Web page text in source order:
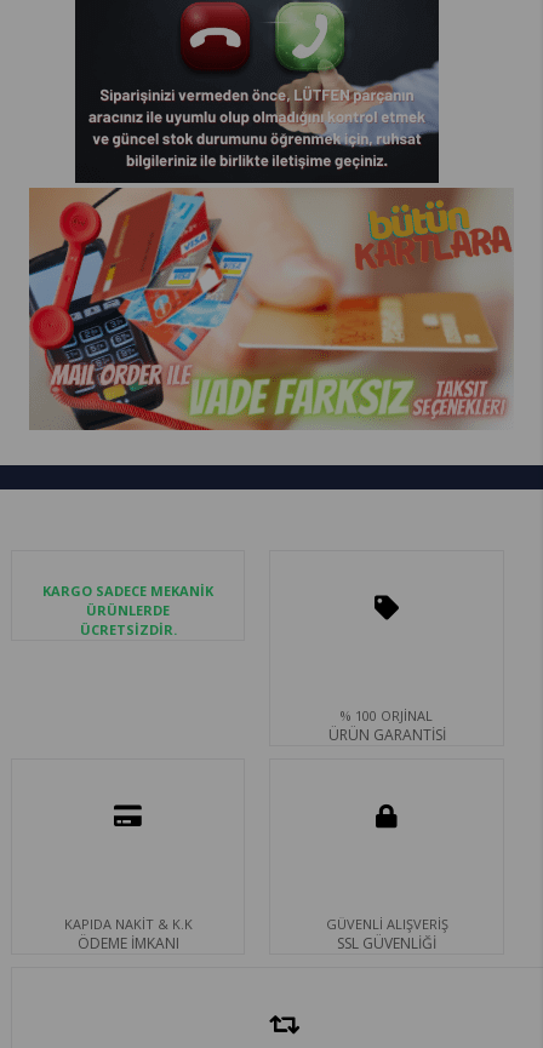
KARGO SADECE MEKANİK
ÜRÜNLERDE
ÜCRETSİZDİR.
% 100 ORJİNAL
ÜRÜN GARANTİSİ
KAPIDA NAKİT & K.K
ÖDEME İMKANI
GÜVENLİ ALIŞVERİŞ
SSL GÜVENLİĞİ